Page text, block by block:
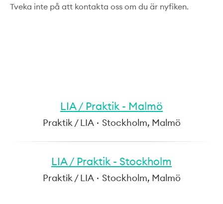
Tveka inte på att kontakta oss om du är nyfiken.
LIA / Praktik - Malmö
Praktik / LIA · Stockholm, Malmö
LIA / Praktik - Stockholm
Praktik / LIA · Stockholm, Malmö